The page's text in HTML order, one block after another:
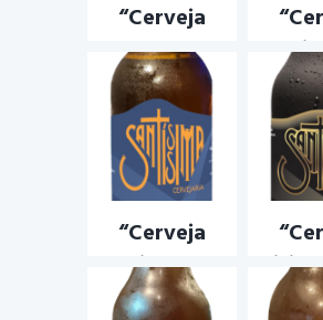
“Cerveja
Museu
Histórico
Abílio
Barreto” –
Pilsen
CERVEJA
CERVEJA
CERVEJA
NEW
“Cerveja
Traidora” –
Pale Ale